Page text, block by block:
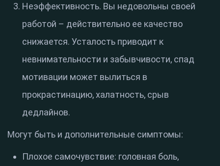
Неэффективность. Вы недовольны своей
работой – действительно ее качество
снижается. Усталость приводит к
невнимательности и забывчивости, спад
мотивации может вылиться в
прокрастинацию, халатность, срыв
дедлайнов.
Могут быть и дополнительные симптомы:
Плохое самочувствие: головная боль,